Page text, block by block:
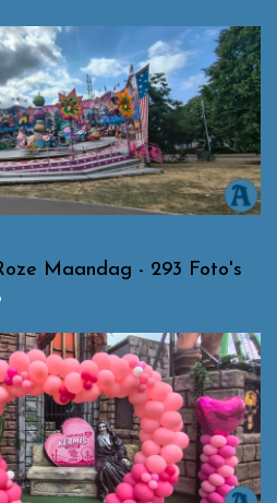
Maandag - 293 Foto's